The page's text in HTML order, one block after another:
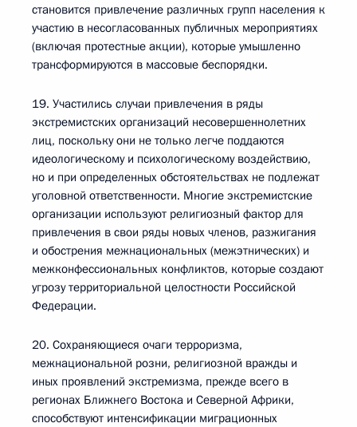
становится привлечение различных групп населения к
участию в несогласованных публичных мероприятиях
(включая протестные акции), которые умышленно
трансформируются в массовые беспорядки.
19. Участились случаи привлечения в ряды
экстремистских организаций несовершеннолетних
лиц, поскольку они не только легче поддаются
идеологическому и психологическому воздействию,
но и при определенных обстоятельствах не подлежат
уголовной ответственности. Многие экстремистские
организации используют религиозный фактор для
привлечения в свои ряды новых членов, разжигания
и обострения межнациональных (межэтнических) и
межконфессиональных конфликтов, которые создают
угрозу территориальной целостности Российской
Федерации.
20. Сохраняющиеся очаги терроризма,
межнациональной розни, религиозной вражды и
иных проявлений экстремизма, прежде всего в
регионах Ближнего Востока и Северной Африки,
способствуют интенсификации миграционных